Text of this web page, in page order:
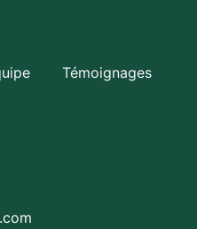
Témoignages